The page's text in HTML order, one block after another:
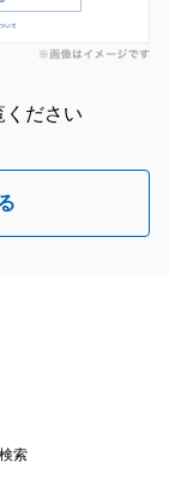
ください
索